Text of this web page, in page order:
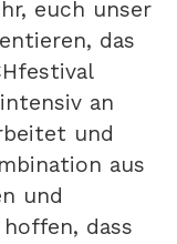
euch unser
das
an
und
aus
und
dass